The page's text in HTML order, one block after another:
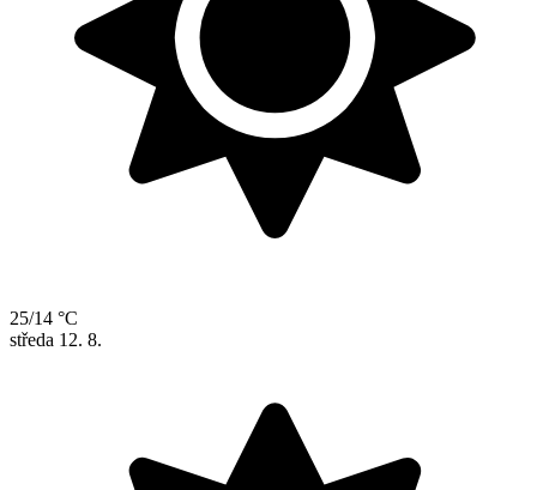
25/14 °C
středa 12. 8.